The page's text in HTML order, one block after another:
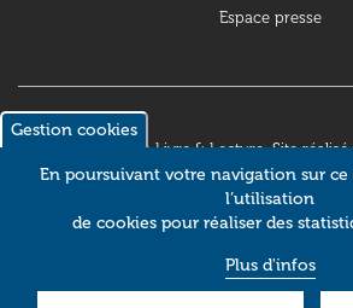
Espace presse
© 2018 Occitanie Livre & Lecture. Site
Gestion cookies
En poursuivant votre navigation sur ce
l’utilisation
de cookies pour réaliser des
Plus d'infos